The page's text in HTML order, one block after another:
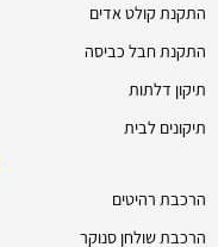
התקנת קולט אדים
התקנת חבל כביסה
תיקון דלתות
תיקונים לבית
הרכבת רהיטים
הרכבת שולחן סנוקר